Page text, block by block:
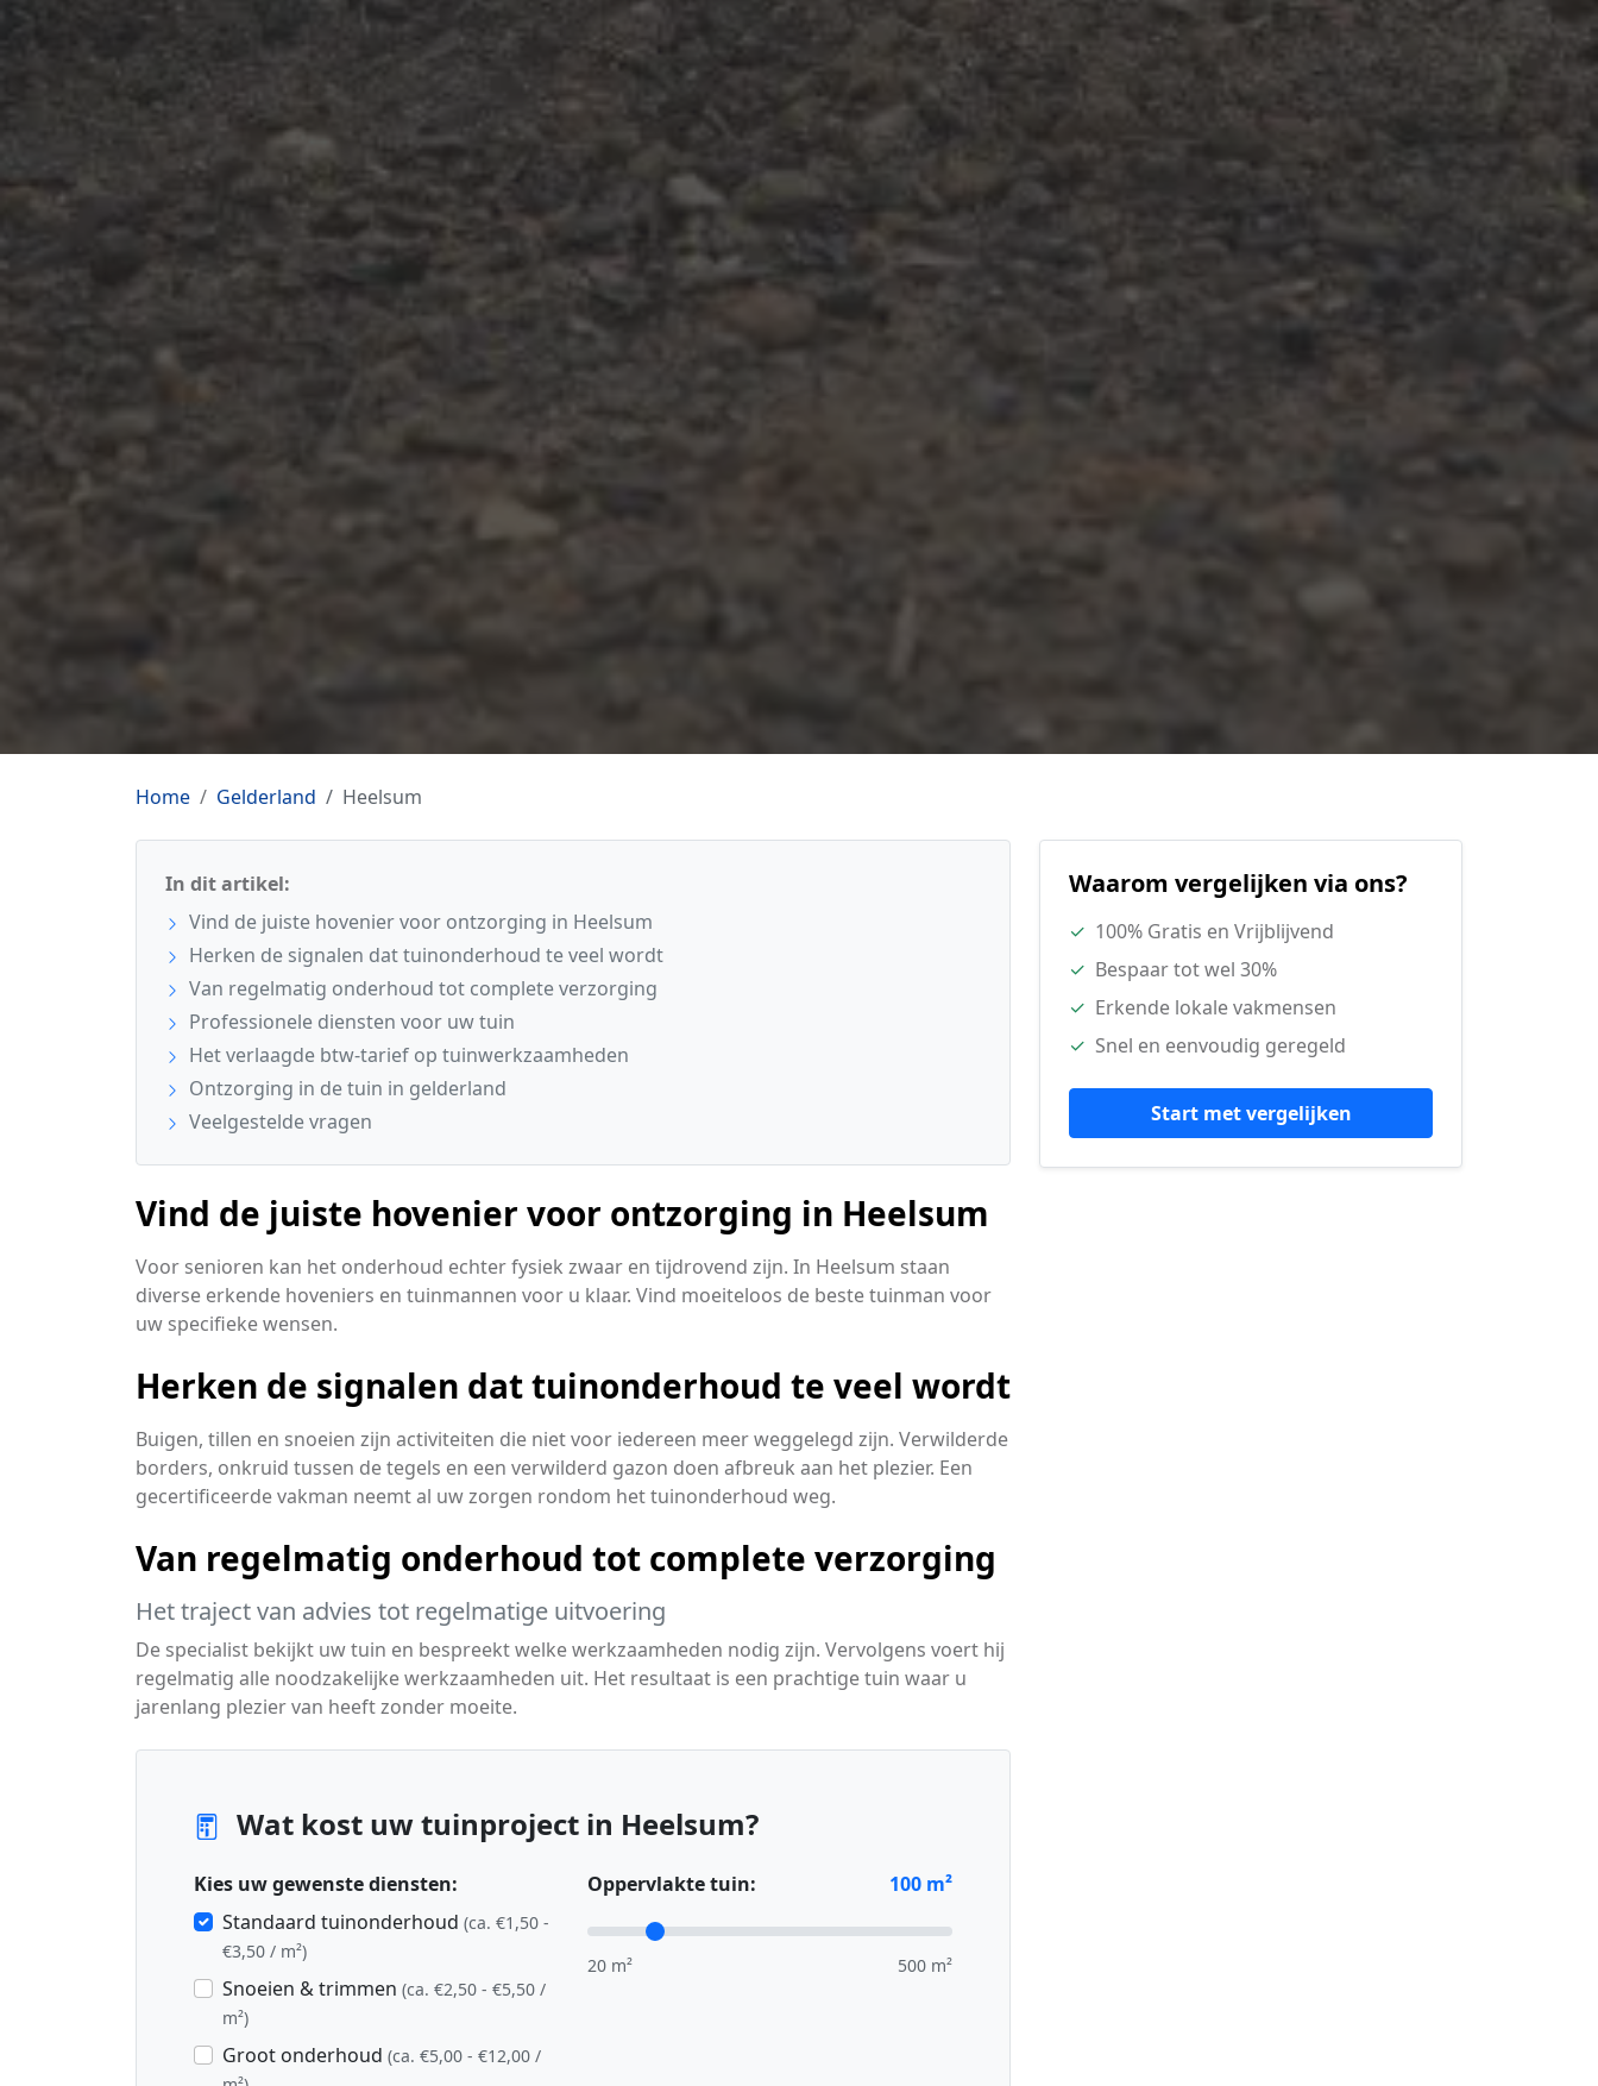
Home Gelderland Heelsum
In dit artikel:
Vind de juiste hovenier voor ontzorging in Heelsum
Herken de signalen dat tuinonderhoud te veel wordt
Van regelmatig onderhoud tot complete verzorging
Professionele diensten voor uw tuin
Het verlaagde btw-tarief op tuinwerkzaamheden
Ontzorging in de tuin in gelderland
Veelgestelde vragen
Vind de juiste hovenier voor ontzorging in Heelsum
Voor senioren kan het onderhoud echter fysiek zwaar en tijdrovend zijn. In Heelsum staan
diverse erkende hoveniers en tuinmannen voor u klaar. Vind moeiteloos de beste tuinman voor
uw specifieke wensen.
Herken de signalen dat tuinonderhoud te veel wordt
Buigen, tillen en snoeien zijn activiteiten die niet voor iedereen meer weggelegd zijn. Verwilderde
borders, onkruid tussen de tegels en een verwilderd gazon doen afbreuk aan het plezier. Een
gecertificeerde vakman neemt al uw zorgen rondom het tuinonderhoud weg.
Van regelmatig onderhoud tot complete verzorging
Het traject van advies tot regelmatige uitvoering
De specialist bekijkt uw tuin en bespreekt welke werkzaamheden nodig zijn. Vervolgens voert hij
regelmatig alle noodzakelijke werkzaamheden uit. Het resultaat is een prachtige tuin waar u
jarenlang plezier van heeft zonder moeite.
Wat kost uw tuinproject in Heelsum?
Kies uw gewenste diensten:
Standaard tuinonderhoud (ca. €1,50 -
€3,50 / m²)
Snoeien & trimmen (ca. €2,50 - €5,50 /
m²)
Groot onderhoud (ca. €5,00 - €12,00 /
Oppervlakte tuin: 100 m²
20 m² 500 m²
Waarom vergelijken via ons?
✓ 100% Gratis en Vrijblijvend
✓ Bespaar tot wel 30%
✓ Erkende lokale vakmensen
✓ Snel en eenvoudig geregeld
Start met vergelijken